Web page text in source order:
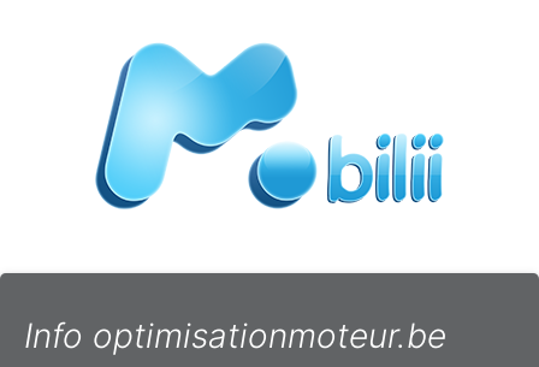
Info optimisationmoteur.be